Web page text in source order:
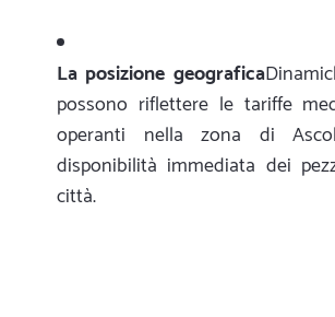
La posizione geografica
possono riflettere le tariffe
operanti nella zona di
disponibilità immediata dei
città.